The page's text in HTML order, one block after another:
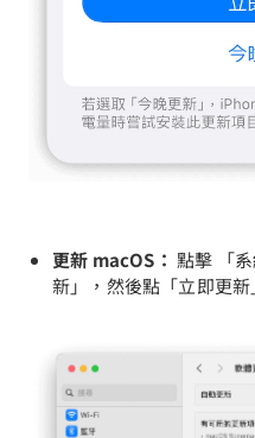
更新 macOS： 點擊 「
新」，然後點「立即更新